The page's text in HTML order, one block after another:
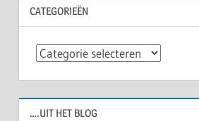
CATEGORIEËN
Categorieën
….UIT HET BLOG